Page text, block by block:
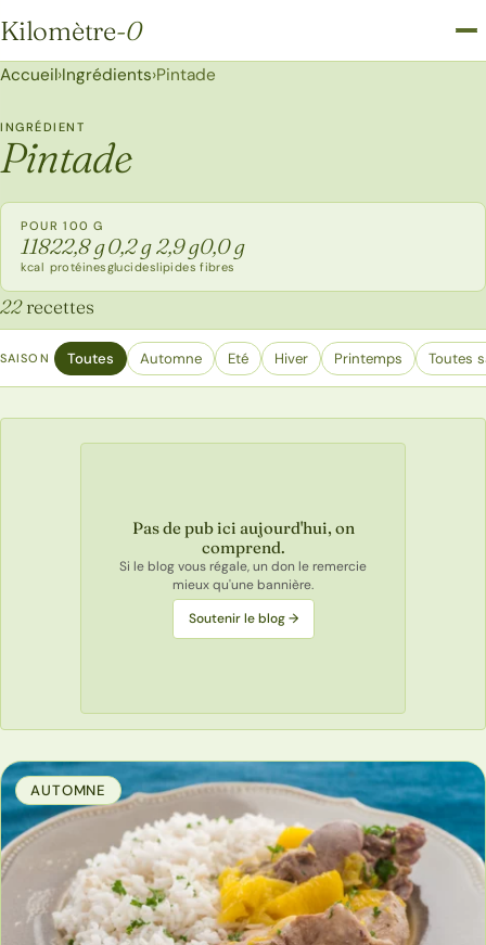
Kilomètre-0
Kilomètre-0
Accueil›Ingrédients›Pintade
INGRÉDIENT
Pintade
POUR 100 G
118
kcal
22,8 g
protéines
0,2 g
glucides
2,9 g
lipides
0,0 g
fibres
22recettes
SAISON Toutes Automne Eté Hiver Printemps Toutes
Pas de pub ici aujourd'hui, on
comprend.
Si le blog vous régale, un don le remercie
mieux qu'une bannière.
Soutenir le blog →
AUTOMNE